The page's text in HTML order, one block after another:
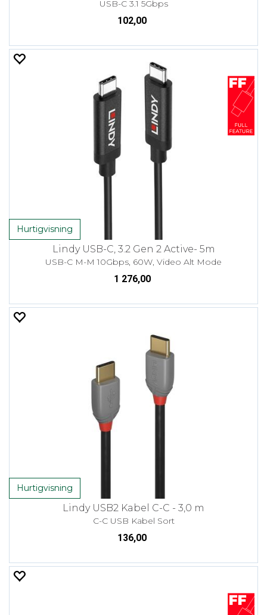
USB-C 3.1 5Gbps
102,00
Hurtigvisning
Lindy USB-C, 3.2 Gen 2 Active- 5m
USB-C M-M 10Gbps, 60W, Video Alt Mode
1 276,00
Hurtigvisning
Lindy USB2 Kabel C-C - 3,0 m
C-C USB Kabel Sort
136,00